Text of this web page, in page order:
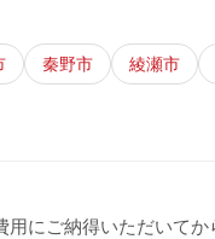
秦野市 綾瀬市
にご納得いただいて